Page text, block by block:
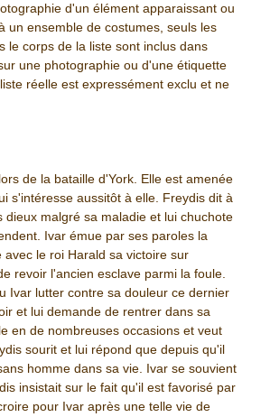
d'un élément apparaissant ou
un ensemble de costumes, seuls les
le corps de la liste sont inclus dans
une photographie ou d'une étiquette
réelle est expressément exclu et ne
de la bataille d'York. Elle est amenée
s'intéresse aussitôt à elle. Freydis dit à
malgré sa maladie et lui chuchote
Ivar émue par ses paroles la
le roi Harald sa victoire sur
revoir l'ancien esclave parmi la foule.
Ivar lutter contre sa douleur ce dernier
et lui demande de rentrer dans sa
en de nombreuses occasions et veut
sourit et lui répond que depuis qu'il
homme dans sa vie. Ivar se souvient
insistait sur le fait qu'il est favorisé par
pour Ivar après une telle vie de